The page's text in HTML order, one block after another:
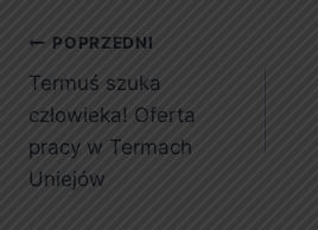
POPRZEDNI
Termuś szuka
człowieka! Oferta
pracy w Termach
Uniejów